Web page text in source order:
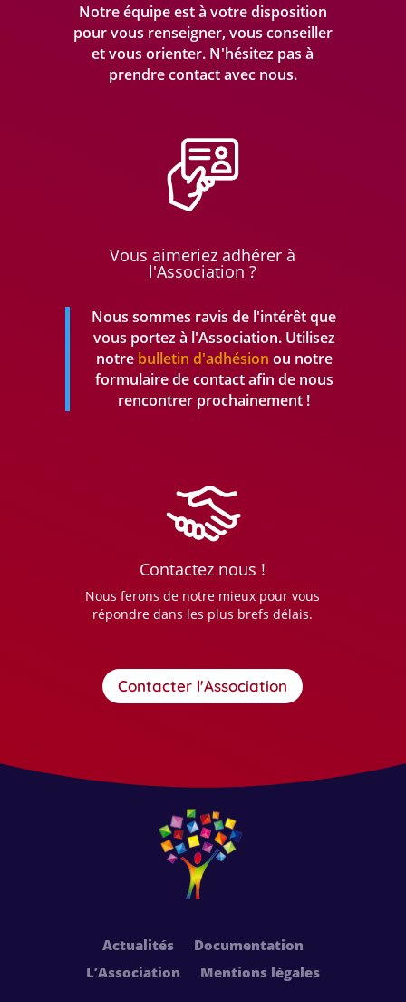
Notre équipe est à votre disposition
pour vous renseigner, vous conseiller
et vous orienter. N'hésitez pas à
prendrecontact avec nous.
Vous aimeriez adhérer à
l'Association ?
Nous sommes ravis de l'intérêt que
vous portez à l'Association. Utilisez
notrebulletin d'adhésion ou notre
formulaire de contact afin de nous
rencontrer prochainement !
Contactez nous !
Nous ferons de notre mieux pour vous
répondre dans les plus brefs délais.
Contacter l'Association
Actualités
Documentation
L’Association
Mentions légales